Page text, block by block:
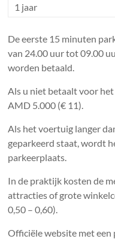
1 jaar
De eerste 15 minuten
van 24.00 uur tot 09.00
worden betaald.
Als u niet betaalt voor
AMD 5.000 (€ 11).
Als het voertuig langer
geparkeerd staat, wordt
parkeerplaats.
In de praktijk kosten de
attracties of grote
0,50 – 0,60).
Officiële website met een